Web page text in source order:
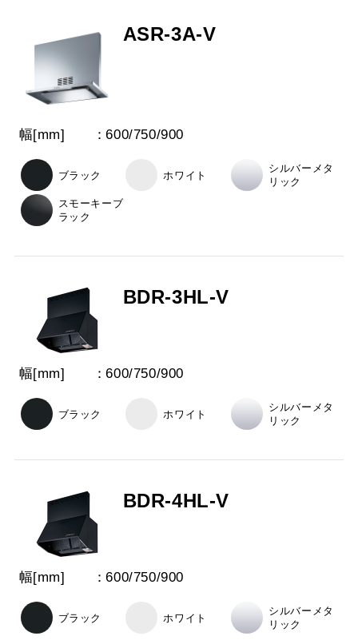
ASR-3A-V
幅[mm] 600/750/900
ブラック ホワイト
シルバーメタ
リック
スモーキーブ
ラック
BDR-3HL-V
幅[mm] 600/750/900
ブラック ホワイト
シルバーメタ
リック
BDR-4HL-V
幅[mm] 600/750/900
ブラック ホワイト
シルバーメタ
リック